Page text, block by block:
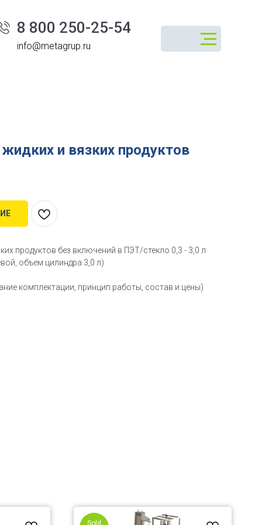
8 800 250-25-54
info@metagrup.ru
и вязких продуктов
продуктов без включений в ПЭТ/стекло 0,3 - 3,0 л
объем цилиндра 3,0 л)
комплектации, принцип работы, состав и цены)
Sold